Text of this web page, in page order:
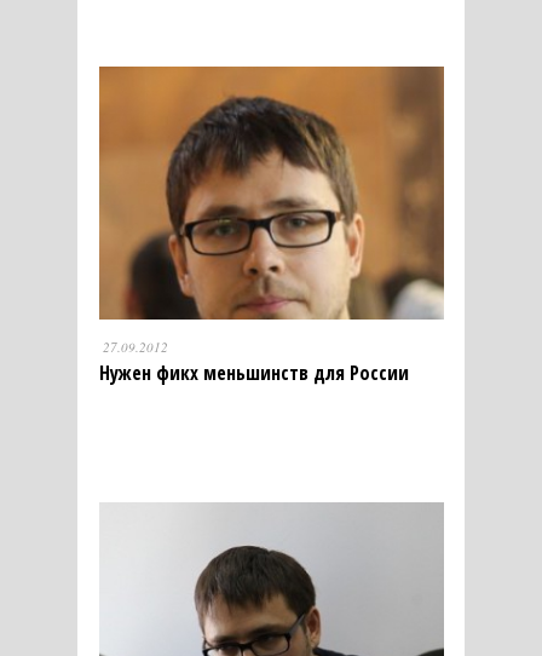
27.09.2012
Нужен фикх меньшинств для России